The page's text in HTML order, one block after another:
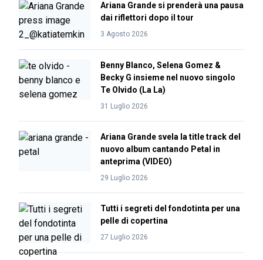
Ariana Grande si prenderà una pausa
dai riflettori dopo il tour
3 Agosto 2026
Benny Blanco, Selena Gomez &
Becky G insieme nel nuovo singolo
Te Olvido (La La)
31 Luglio 2026
Ariana Grande svela la title track del
nuovo album cantando Petal in
anteprima (VIDEO)
29 Luglio 2026
Tutti i segreti del fondotinta per una
pelle di copertina
27 Luglio 2026